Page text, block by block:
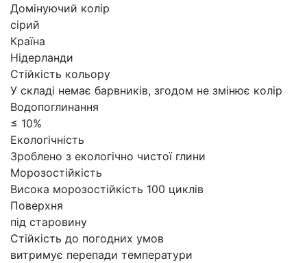
Домінуючий колір
сірий
Країна
Нідерланди
Стійкість кольору
У складі немає барвників, згодом не змінює колір
Водопоглинання
≤ 10%
Екологічність
Зроблено з екологічно чистої глини
Морозостійкість
Висока морозостійкість 100 циклів
Поверхня
під старовину
Стійкість до погодних умов
витримує перепади температури